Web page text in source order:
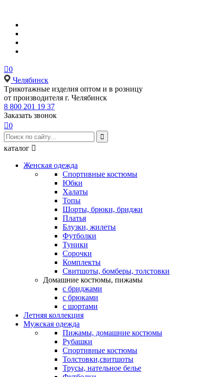
0
Челябинск
Tрикотажные изделия оптом и в розницу
от производителя г. Челябинск
8 800 201 19 37
Заказать звонок
0

каталог 
Женская одежда
Спортивные костюмы
Юбки
Халаты
Топы
Шорты, брюки, бриджи
Платья
Блузки, жилеты
Футболки
Туники
Сорочки
Комплекты
Свитшоты, бомберы, толстовки
Домашние костюмы, пижамы
с бриджами
с брюками
с шортами
Летняя коллекция
Мужская одежда
Пижамы, домашние костюмы
Рубашки
Спортивные костюмы
Толстовки,свитшоты
Трусы, нательное белье